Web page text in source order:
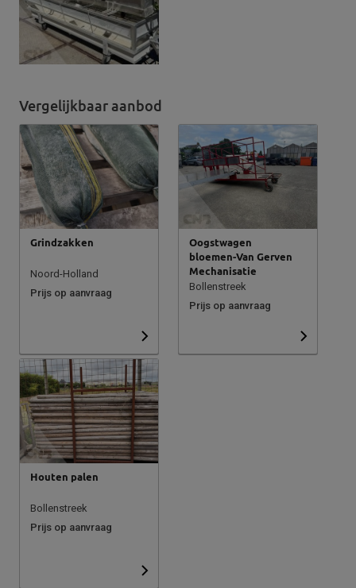
Vergelijkbaar aanbod
Grindzakken
Noord-Holland
Prijs op aanvraag
Oogstwagen
bloemen-Van Gerven
Mechanisatie
Bollenstreek
Prijs op aanvraag
Houten palen
Bollenstreek
Prijs op aanvraag